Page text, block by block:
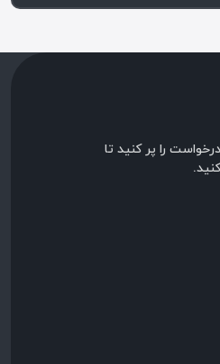
را پر کنید تا